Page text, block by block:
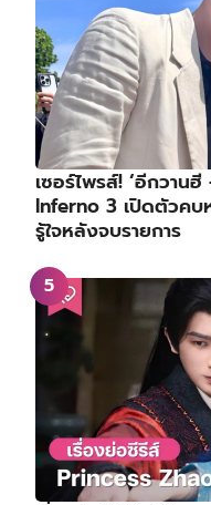
Inferno 3 เปิดตัวค
รู้ใจหลังจบรายการ